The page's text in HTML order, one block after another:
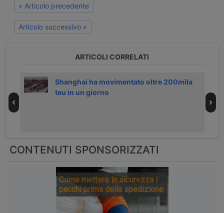
« Articolo precedente
Articolo successivo »
ARTICOLI CORRELATI
Shanghai ha movimentato oltre 200mila
teu in un giorno
CONTENUTI SPONSORIZZATI
Come mettere in sicurezza i
pacchi prima della spedizione